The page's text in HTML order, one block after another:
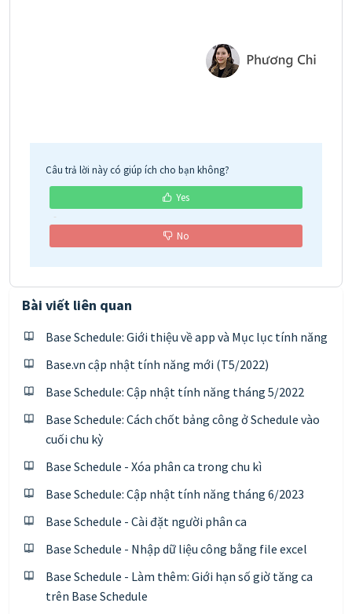
Câu trả lời này có giúp ích cho bạn không?
Yes
No
Bài viết liên quan
Base Schedule: Giới thiệu về app và Mục lục tính năng
Base.vn cập nhật tính năng mới (T5/2022)
Base Schedule: Cập nhật tính năng tháng 5/2022
Base Schedule: Cách chốt bảng công ở Schedule vào
cuối chu kỳ
Base Schedule - Xóa phân ca trong chu kì
Base Schedule: Cập nhật tính năng tháng 6/2023
Base Schedule - Cài đặt người phân ca
Base Schedule - Nhập dữ liệu công bằng file excel
Base Schedule - Làm thêm: Giới hạn số giờ tăng ca
trên Base Schedule